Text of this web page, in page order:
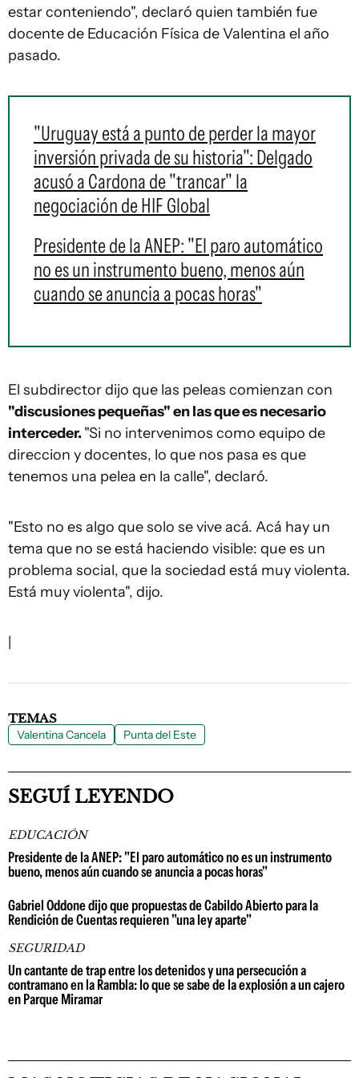
estar conteniendo", declaró quien también fue
docente de Educación Física de Valentina el año
pasado.
"Uruguay está a punto de perder la mayor
inversión privada de su historia": Delgado
acusó a Cardona de "trancar" la
negociación de HIF Global
Presidente de la ANEP: "El paro automático
no es un instrumento bueno, menos aún
cuando se anuncia a pocas horas"
El subdirector dijo que las peleas comienzan con
"discusiones pequeñas" en las que es necesario
interceder. "Si no intervenimos como equipo de
direccion y docentes, lo que nos pasa es que
tenemos una pelea en la calle", declaró.
"Esto no es algo que solo se vive acá. Acá hay un
tema que no se está haciendo visible: que es un
problema social, que la sociedad está muy violenta.
Está muy violenta", dijo.
TEMAS
Valentina Cancela Punta del Este
SEGUÍ LEYENDO
EDUCACIÓN
Presidente de la ANEP: "El paro automático no es un instrumento
bueno, menos aún cuando se anuncia a pocas horas"
Gabriel Oddone dijo que propuestas de Cabildo Abierto para la
Rendición de Cuentas requieren "una ley aparte"
SEGURIDAD
Un cantante de trap entre los detenidos y una persecución a
contramano en la Rambla: lo que se sabe de la explosión a un cajero
en Parque Miramar